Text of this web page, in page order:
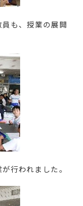
も、授業の展開
行われました。